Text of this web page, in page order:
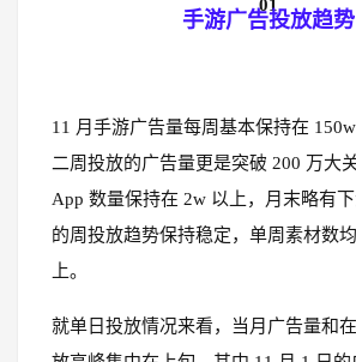
01
手游广告投放趋势
11 月手游广告量每周基本保持在
二周投放的广告量更是突破 200 万大
App 数量保持在 2w 以上，月末略有
的周投放趋势保持稳定，单周素材数
上。
就单日投放情况来看，当月广告量和